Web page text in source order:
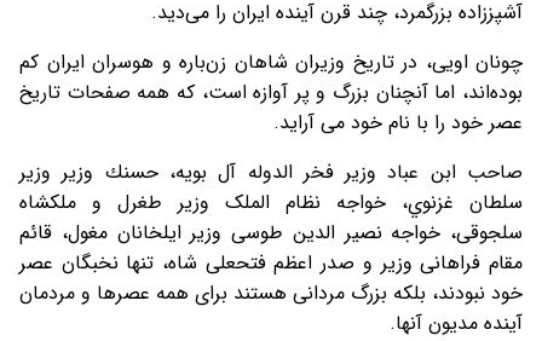
آشپززاده بزرگمرد، چند قرن آينده ايران را می‌ديد.
چونان اویی، در تاريخ وزيران شاهان زن‌باره و هوسران ايران کم
بوده‌اند، اما آنچنان بزرگ و پر آوازه‌ است، که همه صفحات تاريخ
عصر خود را با نام خود می آراید.
صاحب ابن عباد وزير فخر الدوله آل بويه، حسنك وزير وزير
سلطان غزنوي، خواجه نظام الملک وزير طغرل و ملکشاه
سلجوقی، خواجه نصير الدين طوسی وزير ايلخانان مغول، قائم
مقام فراهانی وزير و صدر اعظم فتحعلی شاه، تنها نخبگان عصر
خود نبودند، بلکه بزرگ مردانی هستند برای همه عصرها و مردمان
آينده مديون آنها.